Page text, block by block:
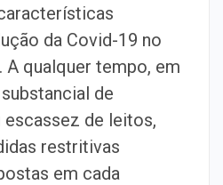
da Covid-19 no
A qualquer tempo, em
de
de leitos,
restritivas
em cada